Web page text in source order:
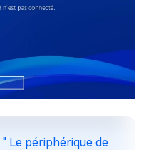
Le périphérique de